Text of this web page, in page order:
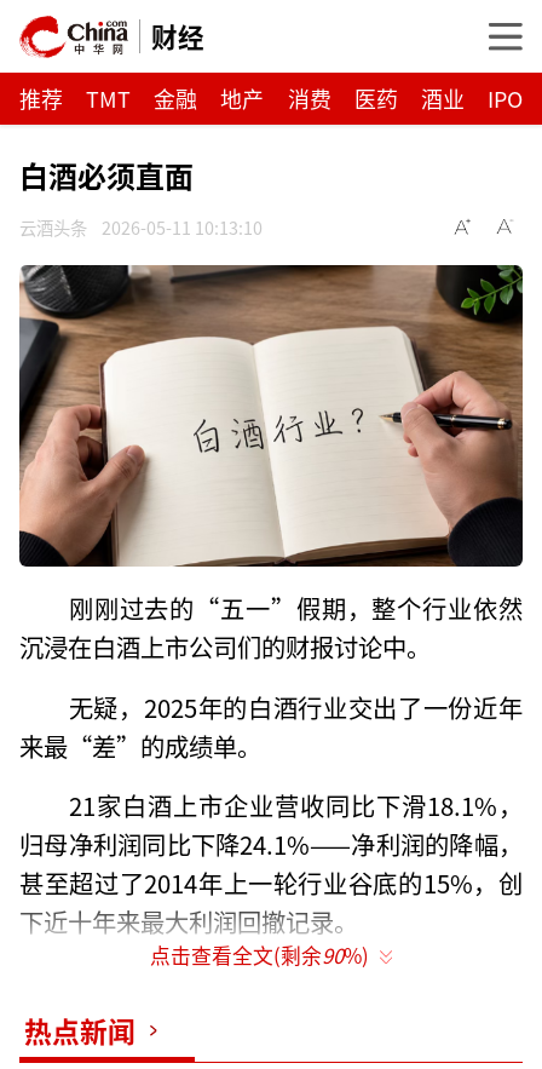
财经
推荐 TMT 金融 地产 消费 医药 酒业 IPO
白酒必须直面
云酒头条 2026-05-11 10:13:10
刚刚过去的“五一”假期，整个行业依然
沉浸在白酒上市公司们的财报讨论中。
无疑，2025年的白酒行业交出了一份近年
来最“差”的成绩单。
21家白酒上市企业营收同比下滑18.1%，
归母净利润同比下降24.1%——净利润的降幅，
甚至超过了2014年上一轮行业谷底的15%，创
下近十年来最大利润回撤记录。
淼的发言：“白酒行业整体进入存量竞争时
代，‘跑马圈地’的高速扩张时代已然结束，
点击查看全文(剩余90%)
热点新闻